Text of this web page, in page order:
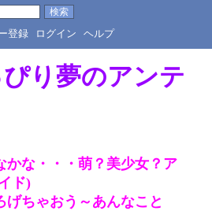
登録 ログイン ヘルプ
り夢のアンテ
かな・・・萌？美少女？ア
ド)
げちゃおう～あんなこと